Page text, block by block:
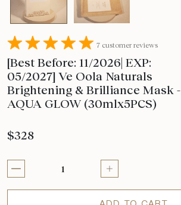
7 customer reviews
[Best Before: 11/2026| EXP:
05/2027] Ve Oola Naturals
Brightening & Brilliance Mask -
AQUA GLOW (30mlx5PCS)
$328